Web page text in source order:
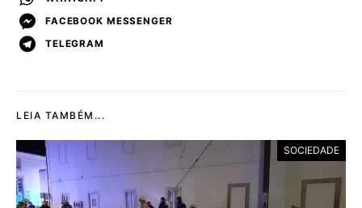
FACEBOOK MESSENGER
TELEGRAM
LEIA TAMBÉM...
SOCIEDADE